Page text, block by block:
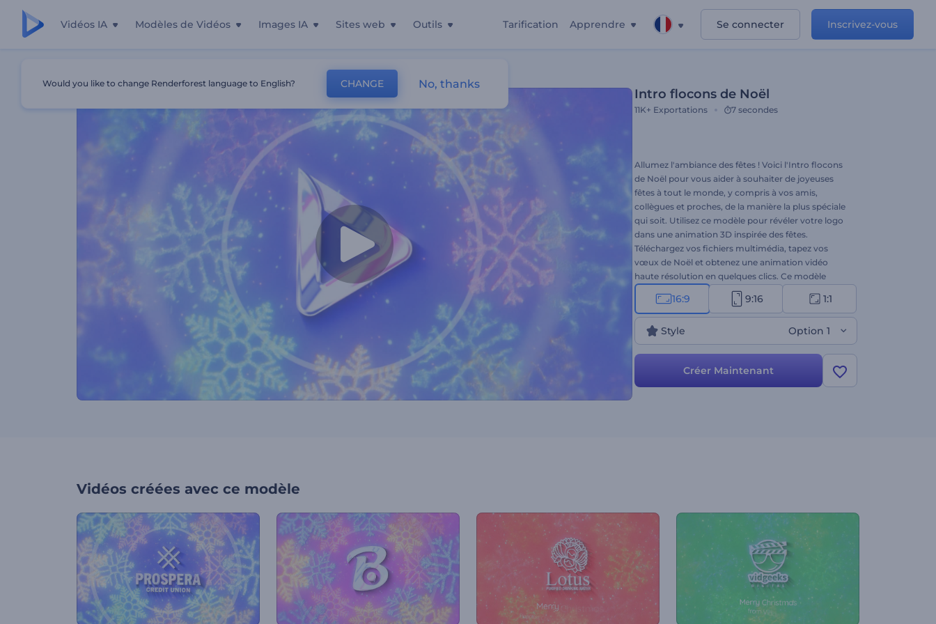
Vidéos IA Modèles de Vidéos Images IA Sites web Outils Tarification Apprendre Se connecter Inscrivez-vous
Intro flocons de Noël
11K+ Exportations 7 secondes
Allumez l'ambiance des fêtes ! Voici l'Intro flocons
de Noël pour vous aider à souhaiter de joyeuses
fêtes à tout le monde, y compris à vos amis,
collègues et proches, de la manière la plus spéciale
qui soit. Utilisez ce modèle pour révéler votre logo
dans une animation 3D inspirée des fêtes.
Téléchargez vos fichiers multimédia, tapez vos
vœux de Noël et obtenez une animation vidéo
haute résolution en quelques clics. Ce modèle
convient parfaitement aux introductions de
vacances, aux vœux vidéo, aux invitations au dîner
du Nouvel An et à bien d'autres projets. Essayez-le
maintenant !
16:9 9:16 1:1
Style Option 1
Créer Maintenant
Vidéos créées avec ce modèle
Would you like to change Renderforest language to English? CHANGE No, thanks